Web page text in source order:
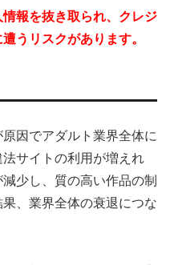
情報を抜き取られ、クレジ
うリスクがあります。
因でアダルト業界全体に
サイトの利用が増えれ
少し、質の高い作品の制
、業界全体の衰退につな